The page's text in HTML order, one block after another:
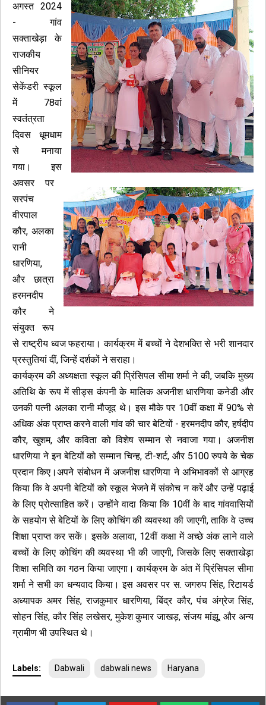
अगस्त 2024
- गांव
सक्ताखेड़ा के
राजकीय
सीनियर
सेकेंडरी स्कूल
में 78वां
स्वतंत्रता
दिवस धूमधाम
से मनाया
गया। इस
अवसर पर
सरपंच
वीरपाल
कौर, अलका
रानी
धारणिया,
और छात्रा
हरमनदीप
कौर ने
संयुक्त रूप
से राष्ट्रीय ध्वज फहराया। कार्यक्रम में बच्चों ने देशभक्ति से भरी शानदार
प्रस्तुतियां दीं, जिन्हें दर्शकों ने सराहा।
कार्यक्रम की अध्यक्षता स्कूल की प्रिंसिपल सीमा शर्मा ने की, जबकि मुख्य
अतिथि के रूप में सीड्स कंपनी के मालिक अजनीश धारणिया कनेडी और
उनकी पत्नी अलका रानी मौजूद थे। इस मौके पर 10वीं कक्षा में 90% से
अधिक अंक प्राप्त करने वाली गांव की चार बेटियों - हरमनदीप कौर, हर्षदीप
कौर, खुशम, और कविता को विशेष सम्मान से नवाजा गया। अजनीश
धारणिया ने इन बेटियों को सम्मान चिन्ह, टी-शर्ट, और 5100 रुपये के चेक
प्रदान किए।अपने संबोधन में अजनीश धारणिया ने अभिभावकों से आग्रह
किया कि वे अपनी बेटियों को स्कूल भेजने में संकोच न करें और उन्हें पढ़ाई
के लिए प्रोत्साहित करें। उन्होंने वादा किया कि 10वीं के बाद गांववासियों
के सहयोग से बेटियों के लिए कोचिंग की व्यवस्था की जाएगी, ताकि वे उच्च
शिक्षा प्राप्त कर सकें। इसके अलावा, 12वीं कक्षा में अच्छे अंक लाने वाले
बच्चों के लिए कोचिंग की व्यवस्था भी की जाएगी, जिसके लिए सक्ताखेड़ा
शिक्षा समिति का गठन किया जाएगा। कार्यक्रम के अंत में प्रिंसिपल सीमा
शर्मा ने सभी का धन्यवाद किया। इस अवसर पर स. जगरुप सिंह, रिटायर्ड
अध्यापक अमर सिंह, राजकुमार धारणिया, बिंद्र कौर, पंच अंग्रेज सिंह,
सोहन सिंह, कौर सिंह लखेसर, मुकेश कुमार जाखड़, संजय मांझू, और अन्य
ग्रामीण भी उपस्थित थे।
Labels: Dabwali dabwali news Haryana